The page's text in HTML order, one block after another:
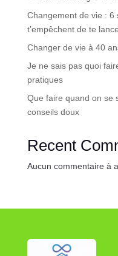
Changement de vie : 6
t’empêchent de te
Changer de vie à 40
Je ne sais pas quoi
pratiques
Que faire quand on se
conseils doux
Recent
Aucun commentaire à